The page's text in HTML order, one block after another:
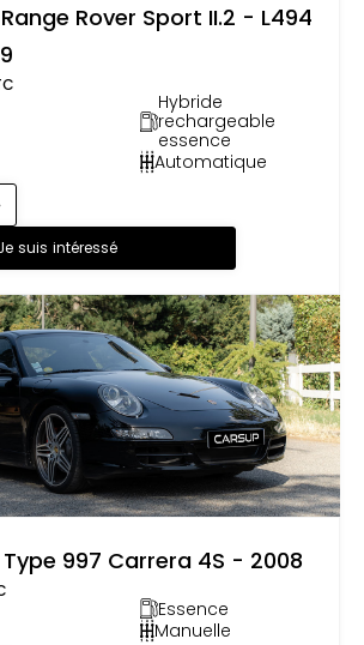
Rover Sport II.2 - L494
Hybride
rechargeable
essence
Automatique
suis intéressé
Type 997 Carrera 4S - 2008
Essence
Manuelle